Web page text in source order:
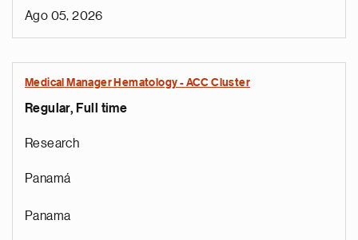
Ago 05, 2026
Medical Manager Hematology - ACC Cluster
Regular, Full time
Research
Panamá
Panama